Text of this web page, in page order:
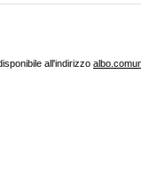
all'indirizzo